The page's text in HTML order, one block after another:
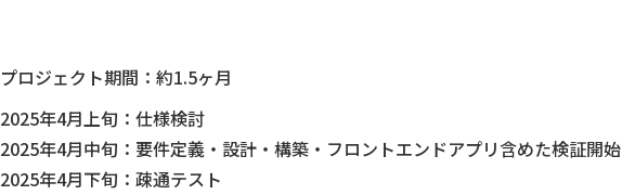
プロジェクト期間：約1.5ヶ月
2025年4月上旬：仕様検討
2025年4月中旬：要件定義・設計・構築・フロントエンドアプリ含めた検証開始
2025年4月下旬：疎通テスト